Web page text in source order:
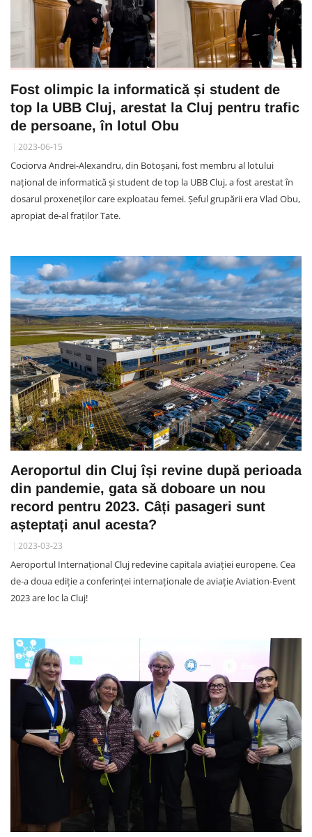
Fost olimpic la informatică și student de
top la UBB Cluj, arestat la Cluj pentru trafic
de persoane, în lotul Obu
2023-06-15
Cociorva Andrei-Alexandru, din Botoșani, fost membru al lotului
național de informatică și student de top la UBB Cluj, a fost arestat în
dosarul proxeneților care exploatau femei. Șeful grupării era Vlad Obu,
apropiat de-al fraților Tate.
Aeroportul din Cluj își revine după perioada
din pandemie, gata să doboare un nou
record pentru 2023. Câți pasageri sunt
așteptați anul acesta?
2023-03-23
Aeroportul Internațional Cluj redevine capitala aviației europene. Cea
de-a doua ediție a conferinței internaționale de aviație Aviation-Event
2023 are loc la Cluj!